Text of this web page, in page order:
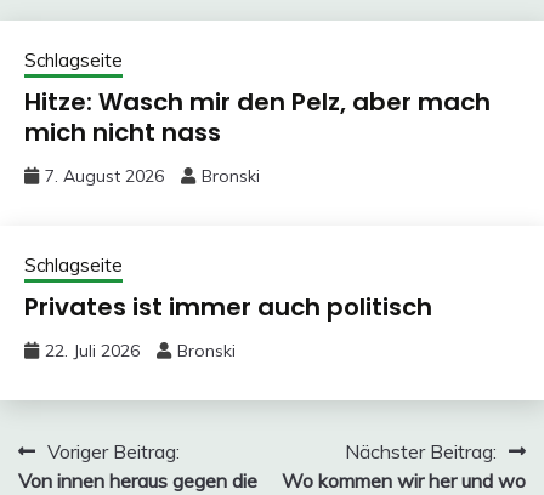
Schlagseite
Hitze: Wasch mir den Pelz, aber mach
mich nicht nass
7. August 2026 Bronski
Schlagseite
Privates ist immer auch politisch
22. Juli 2026 Bronski
Beitragsnavigation
Voriger Beitrag:
Von innen heraus gegen die
Nächster Beitrag:
Wo kommen wir her und wo